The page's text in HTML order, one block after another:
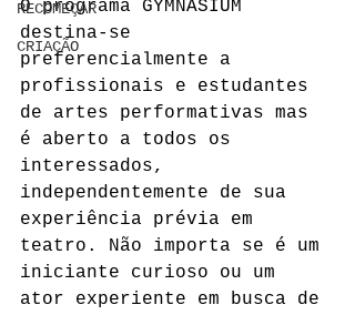
RECOMEÇAR
CRIAÇÃO
O programa GYMNASIUM
destina-se
preferencialmente a
profissionais e estudantes
de artes performativas mas
é aberto a todos os
interessados,
independentemente de sua
experiência prévia em
teatro. Não importa se é um
iniciante curioso ou um
ator experiente em busca de